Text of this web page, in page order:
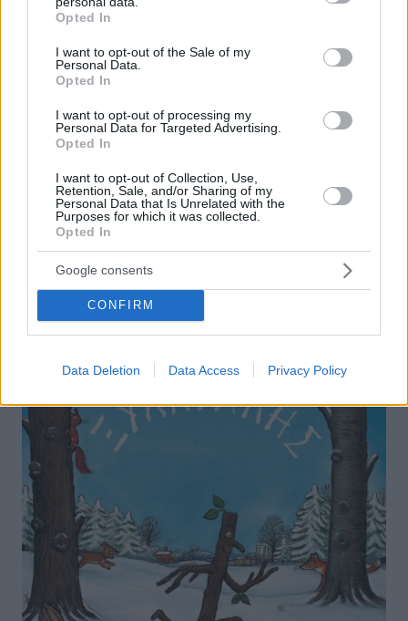
grant or deny consent to Google and its third-party tags to
use your data for below specified purposes in below Google
consent section.
Opted In
I want to opt-out of the Sale of my
Personal Data.
Opted In
I want to opt-out of processing my
Personal Data for Targeted Advertising.
Opted In
I want to opt-out of Collection, Use,
Retention, Sale, and/or Sharing of my
Personal Data that Is Unrelated with the
Purposes for which it was collected.
Opted In
Google consents
CONFIRM
Data Deletion Data Access Privacy Policy
Κάμπια Πολύ Πεινασμένη- σε μια ακόμα υπέροχη
κρύβονται κάτω από το απαλό χιόνι.
Μετάφραση: Ελένη Δουκάκη
Εκδόσεις:Καλειδοσκόπιο